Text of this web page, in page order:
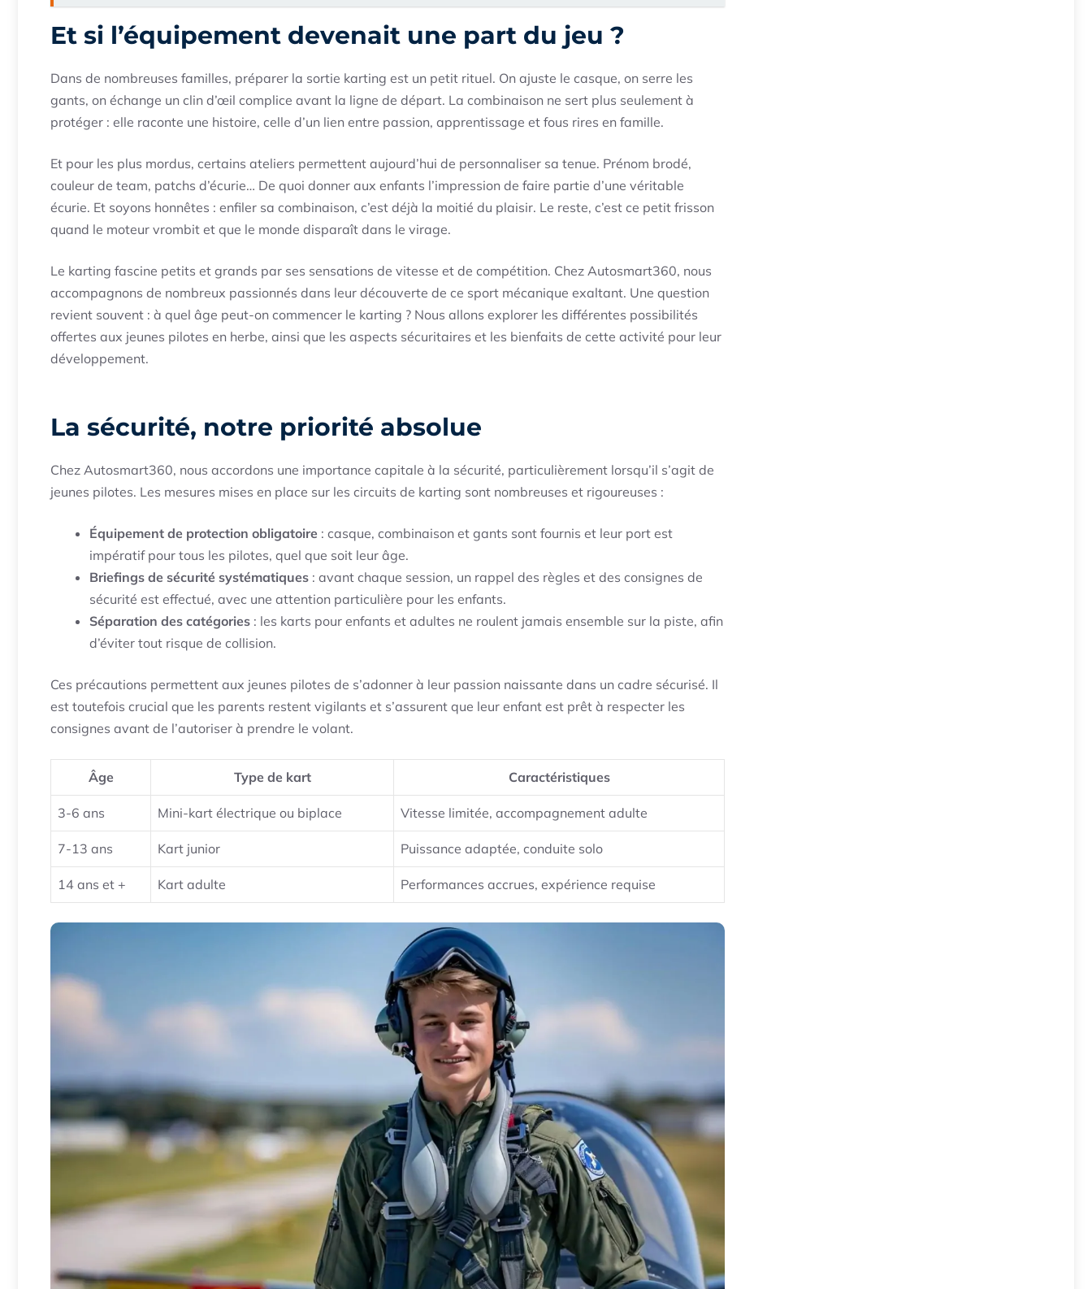
Et si l’équipement devenait une part du jeu ?
Dans de nombreuses familles, préparer la sortie karting est un petit rituel. On ajuste le casque, on serre les
gants, on échange un clin d’œil complice avant la ligne de départ. La combinaison ne sert plus seulement à
protéger : elle raconte une histoire, celle d’un lien entre passion, apprentissage et fous rires en famille.
Et pour les plus mordus, certains ateliers permettent aujourd’hui de personnaliser sa tenue. Prénom brodé,
couleur de team, patchs d’écurie… De quoi donner aux enfants l’impression de faire partie d’une véritable
écurie. Et soyons honnêtes : enfiler sa combinaison, c’est déjà la moitié du plaisir. Le reste, c’est ce petit frisson
quand le moteur vrombit et que le monde disparaît dans le virage.
Le karting fascine petits et grands par ses sensations de vitesse et de compétition. Chez Autosmart360, nous
accompagnons de nombreux passionnés dans leur découverte de ce sport mécanique exaltant. Une question
revient souvent : à quel âge peut-on commencer le karting ? Nous allons explorer les différentes possibilités
offertes aux jeunes pilotes en herbe, ainsi que les aspects sécuritaires et les bienfaits de cette activité pour leur
développement.
La sécurité, notre priorité absolue
Chez Autosmart360, nous accordons une importance capitale à la sécurité, particulièrement lorsqu’il s’agit de
jeunes pilotes. Les mesures mises en place sur les circuits de karting sont nombreuses et rigoureuses :
Équipement de protection obligatoire : casque, combinaison et gants sont fournis et leur port est
impératif pour tous les pilotes, quel que soit leur âge.
Briefings de sécurité systématiques : avant chaque session, un rappel des règles et des consignes de
sécurité est effectué, avec une attention particulière pour les enfants.
Séparation des catégories : les karts pour enfants et adultes ne roulent jamais ensemble sur la piste, afin
d’éviter tout risque de collision.
Ces précautions permettent aux jeunes pilotes de s’adonner à leur passion naissante dans un cadre sécurisé. Il
est toutefois crucial que les parents restent vigilants et s’assurent que leur enfant est prêt à respecter les
consignes avant de l’autoriser à prendre le volant.
Âge Type de kart Caractéristiques
3-6 ans Mini-kart électrique ou biplace Vitesse limitée, accompagnement adulte
7-13 ans Kart junior Puissance adaptée, conduite solo
14 ans et + Kart adulte Performances accrues, expérience requise